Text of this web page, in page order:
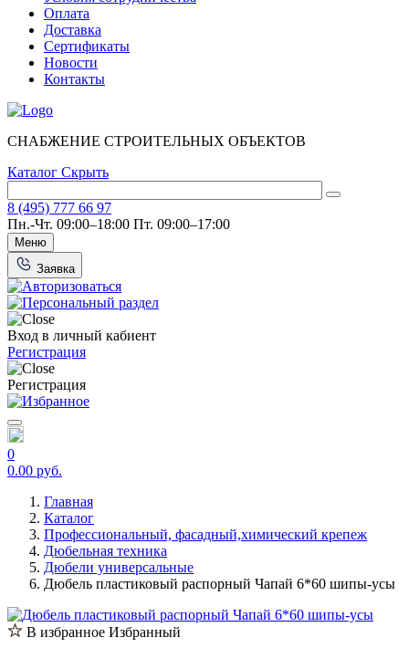
Оплата
Доставка
Сертификаты
Новости
Контакты
СНАБЖЕНИЕ СТРОИТЕЛЬНЫХ ОБЪЕКТОВ
Каталог Скрыть
8 (495) 777 66 97
Пн.-Чт. 09:00–18:00 Пт. 09:00–17:00
Меню
Заявка
Вход в личный кабиент
Регистрация
Регистрация
0
0.00 руб.
Главная
Каталог
Профессиональный, фасадный,химический крепеж
Дюбельная техника
Дюбели универсальные
Дюбель пластиковый распорный Чапай 6*60 шипы-усы
В избранное Избранный